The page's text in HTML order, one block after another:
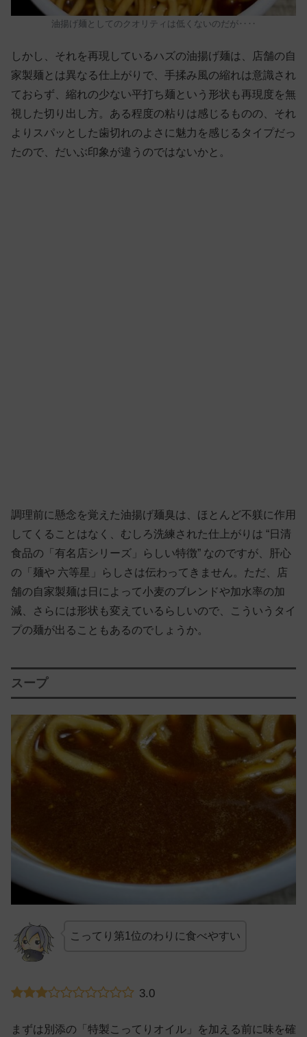
油揚げ麺としてのクオリティは低くないのだが‥‥
しかし、それを再現しているハズの油揚げ麺は、店舗の自
家製麺とは異なる仕上がりで、手揉み風の縮れは意識され
ておらず、縮れの少ない平打ち麺という形状も再現度を無
視した切り出し方。ある程度の粘りは感じるものの、それ
よりスパッとした歯切れのよさに魅力を感じるタイプだっ
たので、だいぶ印象が違うのではないかと。
調理前に懸念を覚えた油揚げ麺臭は、ほとんど不躾に作用
してくることはなく、むしろ洗練された仕上がりは “日清
食品の「有名店シリーズ」らしい特徴” なのですが、肝心
の「麺や 六等星」らしさは伝わってきません。ただ、店
舗の自家製麺は日によって小麦のブレンドや加水率の加
減、さらには形状も変えているらしいので、こういうタイ
プの麺が出ることもあるのでしょうか。
スープ
こってり第1位のわりに食べやすい
3.0
まずは別添の「特製こってりオイル」を加える前に味を確